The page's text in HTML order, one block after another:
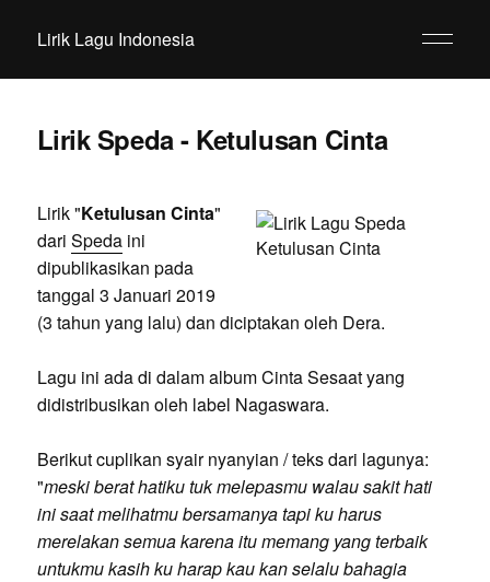
Lirik Lagu Indonesia
Lirik Speda - Ketulusan Cinta
Lirik "Ketulusan Cinta"
dari Spedaini
dipublikasikan pada
tanggal 3 Januari 2019
(3 tahun yang lalu) dan diciptakan oleh Dera.
Lagu ini ada di dalam album Cinta Sesaat yang
didistribusikan oleh label Nagaswara.
Berikut cuplikan syair nyanyian / teks dari lagunya:
"meski berat hatiku tuk melepasmu walau sakit hati
ini saat melihatmu bersamanya tapi ku harus
merelakan semua karena itu memang yang terbaik
untukmu kasih ku harap kau kan selalu bahagia